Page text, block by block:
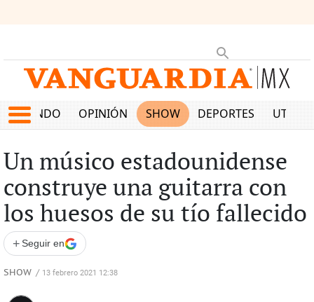
MUNDO OPINIÓN SHOW DEPORTES
Un músico estadounidense
construye una guitarra con
los huesos de su tío fallecido
+ Seguir en
SHOW / 13 febrero 2021 12:38